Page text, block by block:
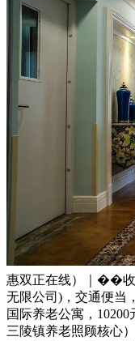
惠双正在线）｜��收
无限公司)，交通便当
国际养老公寓，
三陵镇养老照顾核心